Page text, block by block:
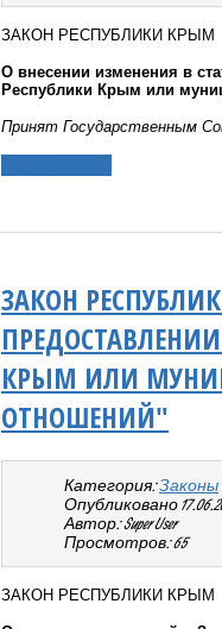
ЗАКОН РЕСПУБЛИКИ КРЫМ
О внесении изменения в
Республики Крым или
Принят Государственным
ЗАКОН
КРЫМ ИЛИ
ОТНОШЕНИЙ"
Категория:Законы
Опубликовано
Автор: Super User
Просмотров: 65
ЗАКОН РЕСПУБЛИКИ КРЫМ